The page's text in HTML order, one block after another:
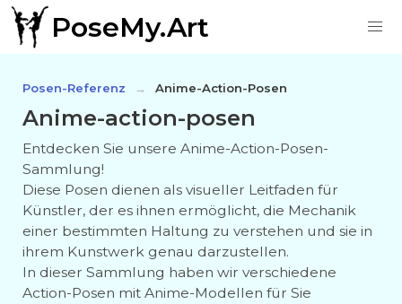
PoseMy.Art
Posen-Referenz Anime-Action-Posen
Anime-action-posen
Entdecken Sie unsere Anime-Action-Posen-
Sammlung!
Diese Posen dienen als visueller Leitfaden für
Künstler, der es ihnen ermöglicht, die Mechanik
einer bestimmten Haltung zu verstehen und sie in
ihrem Kunstwerk genau darzustellen.
In dieser Sammlung haben wir verschiedene
Action-Posen mit Anime-Modellen für Sie